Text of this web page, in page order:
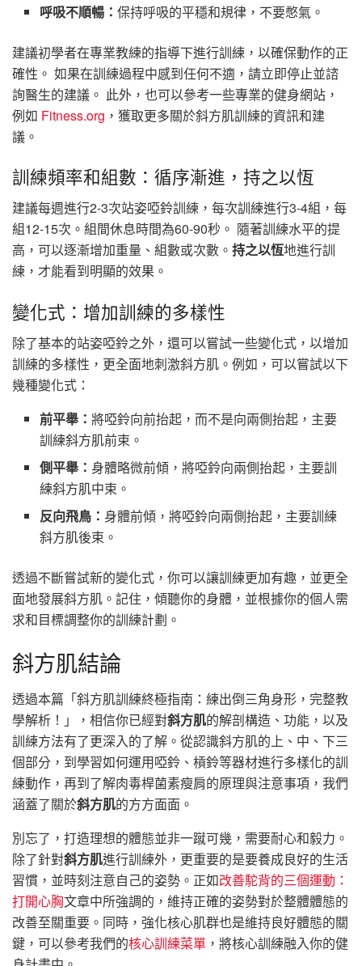
呼吸不順暢：保持呼吸的平穩和規律，不要憋氣。
建議初學者在專業教練的指導下進行訓練，以確保動作的正
確性。 如果在訓練過程中感到任何不適，請立即停止並諮
詢醫生的建議。 此外，也可以參考一些專業的健身網站，
例如 Fitness.org ，獲取更多關於斜方肌訓練的資訊和建
議。
訓練頻率和組數：循序漸進，持之以恆
建議每週進行2-3次站姿啞鈴訓練，每次訓練進行3-4組，每
組12-15次。組間休息時間為60-90秒。 隨著訓練水平的提
高，可以逐漸增加重量、組數或次數。 持之以恆地進行訓
練，才能看到明顯的效果。
變化式：增加訓練的多樣性
除了基本的站姿啞鈴之外，還可以嘗試一些變化式，以增加
訓練的多樣性，更全面地刺激斜方肌。例如，可以嘗試以下
幾種變化式：
前平舉：將啞鈴向前抬起，而不是向兩側抬起，主要
訓練斜方肌前束。
側平舉： 身體略微前傾，將啞鈴向兩側抬起，主要訓
練斜方肌中束。
反向飛鳥： 身體前傾，將啞鈴向兩側抬起，主要訓練
斜方肌後束。
透過不斷嘗試新的變化式，你可以讓訓練更加有趣，並更全
面地發展斜方肌。記住，傾聽你的身體，並根據你的個人需
求和目標調整你的訓練計劃。
斜方肌結論
透過本篇「斜方肌訓練終極指南：練出倒三角身形，完整教
學解析！」，相信你已經對斜方肌的解剖構造、功能，以及
訓練方法有了更深入的了解。從認識斜方肌的上、中、下三
個部分，到學習如何運用啞鈴、槓鈴等器材進行多樣化的訓
練動作，再到了解肉毒桿菌素瘦肩的原理與注意事項，我們
涵蓋了關於斜方肌的方方面面。
別忘了，打造理想的體態並非一蹴可幾，需要耐心和毅力。
除了針對斜方肌進行訓練外，更重要的是要養成良好的生活
習慣，並時刻注意自己的姿勢。正如改善駝背的三個運動：
打開心胸文章中所強調的，維持正確的姿勢對於整體體態的
改善至關重要。同時，強化核心肌群也是維持良好體態的關
鍵，可以參考我們的核心訓練菜單 ，將核心訓練融入你的健